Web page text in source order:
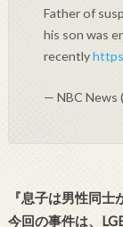
Father of
his son was
recently
— NBC News
『息子は男性同
今回の事件は、